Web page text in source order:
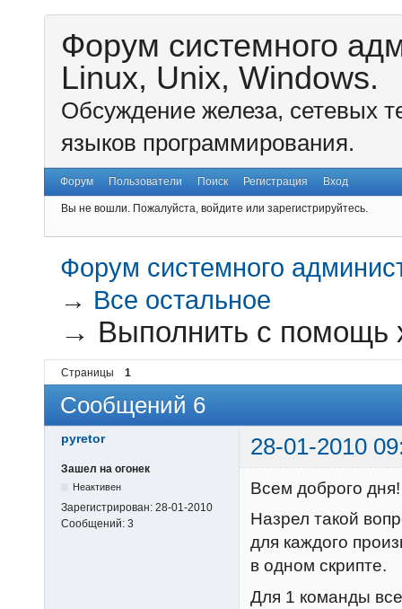
Форум системного
Linux, Unix, Windows.
Обсуждение железа, сетевых
языков программирования.
Форум Пользователи Поиск Регистрация Вход
Вы не вошли. Пожалуйста, войдите или зарегистрируйтесь.
Форум системного
→ Все остальное
→ Выполнить с помощь
Страницы 1
Сообщений 6
pyretor 28-01-2010
Зашел на огонек
Неактивен
Зарегистрирован: 28-01-2010
Сообщений: 3
Всем доброго дня!
Назрел такой
для каждого
в одном скрипте.
Для 1 команды